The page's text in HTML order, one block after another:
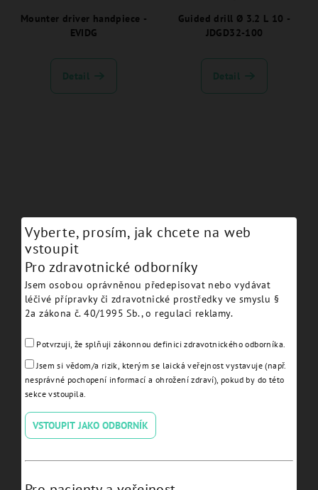
Mounter driver handpiece -
EVIDG
Detail
Guided drill Ø 3.2 L 10 -
JDGD32-100
Detail
Guided drill Ø 3.6 L 8 -
JDGD36-080
Detail
Guided drill Ø 3.6 L 11.5 -
Detail
Vyberte, prosím, jak chcete na web
vstoupit
Pro zdravotnické odborníky
Jsem osobou oprávněnou předepisovat nebo vydávat
léčivé přípravky či zdravotnické prostředky ve smyslu §
2a zákona č. 40/1995 Sb., o regulaci reklamy.
Potvrzuji, že splňuji zákonnou definici zdravotnického odborníka.
Jsem si vědom/a rizik, kterým se laická veřejnost vystavuje (např.
nesprávné pochopení informací a ohrožení zdraví), pokud by do této
sekce vstoupila.
VSTOUPIT JAKO ODBORNÍK